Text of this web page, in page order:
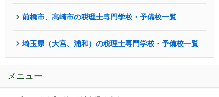
前橋市、高崎市の税理士専門学校・予備校一覧
埼玉県（大宮、浦和）の税理士専門学校・予備校一覧
メニュー